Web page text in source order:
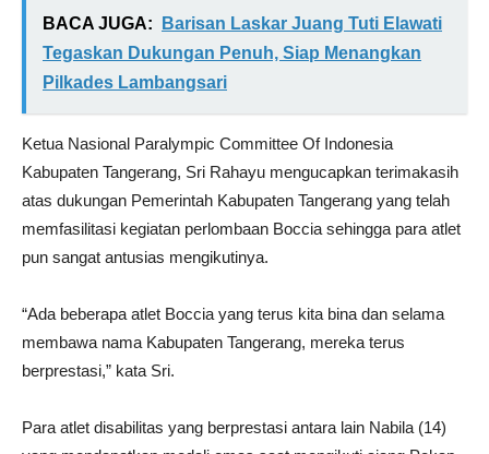
BACA JUGA:
Barisan Laskar Juang Tuti Elawati
Tegaskan Dukungan Penuh, Siap Menangkan
Pilkades Lambangsari
Ketua Nasional Paralympic Committee Of Indonesia
Kabupaten Tangerang, Sri Rahayu mengucapkan terimakasih
atas dukungan Pemerintah Kabupaten Tangerang yang telah
memfasilitasi kegiatan perlombaan Boccia sehingga para atlet
pun sangat antusias mengikutinya.
“Ada beberapa atlet Boccia yang terus kita bina dan selama
membawa nama Kabupaten Tangerang, mereka terus
berprestasi,” kata Sri.
Para atlet disabilitas yang berprestasi antara lain Nabila (14)